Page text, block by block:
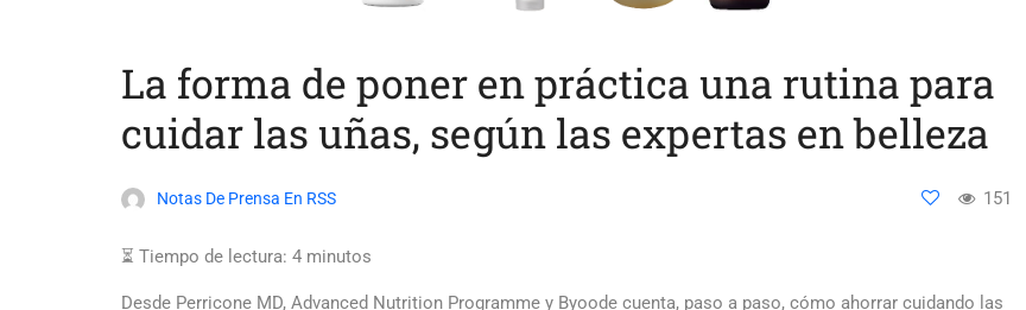
La forma de poner en práctica una rutina para
cuidar las uñas, según las expertas en belleza
Notas De Prensa En RSS 151
⏳ Tiempo de lectura: 4 minutos
Desde Perricone MD, Advanced Nutrition Programme y Byoode cuenta, paso a paso, cómo ahorrar cuidando las